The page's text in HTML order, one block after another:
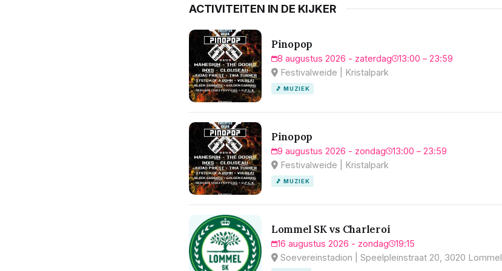
ACTIVITEITEN IN DE KIJKER
Pinopop
8 augustus 2026 - zaterdag
13:00 – 23:59
Festivalweide | Kristalpark
🎵 MUZIEK
Pinopop
9 augustus 2026 - zondag
13:00 – 23:59
Festivalweide | Kristalpark
🎵 MUZIEK
Lommel SK vs Charleroi
16 augustus 2026 - zondag
19:15
Soevereinstadion | Speelpleinstraat 20, 3020 Lommel